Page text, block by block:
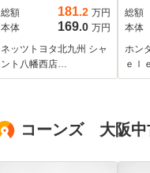
DVD再生 ミュージ
ックプレイヤー接続
可 全周囲カメラ
バックカメラ 車線
逸脱警報 クリアラ
ETC ドラレコ
総額 181.2 万円
本体
169.0 万円
ネッツトヨタ北九州 シャ
ント八幡西店…
機能
クル
ル
TV
ー
ム
総額
本体
ホン
ｅｌ
コーンズ 大阪中